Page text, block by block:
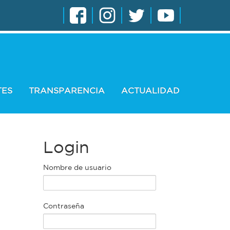
TRANSPARENCIA ACTUALIDAD
Login
Nombre de usuario
Contraseña